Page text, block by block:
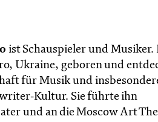
ist Schauspieler und Musiker.
Ukraine, geboren und
für Musik und
Sie führte ihn
und an die Moscow Art